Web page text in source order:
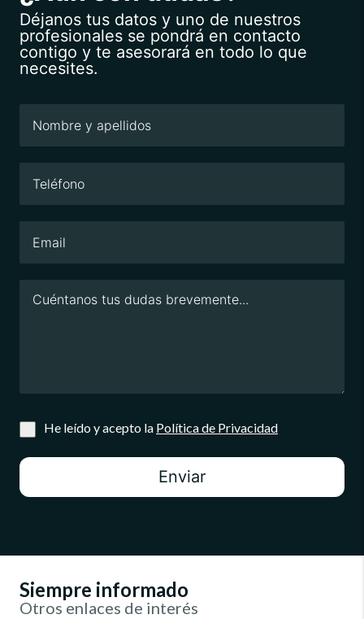
Déjanos tus datos y uno de nuestros
profesionales se pondrá en contacto
contigo y te asesorará en todo lo que
necesites.
He leído y acepto la Política de Privacidad
Enviar
Siempre informado
Otros enlaces de interés